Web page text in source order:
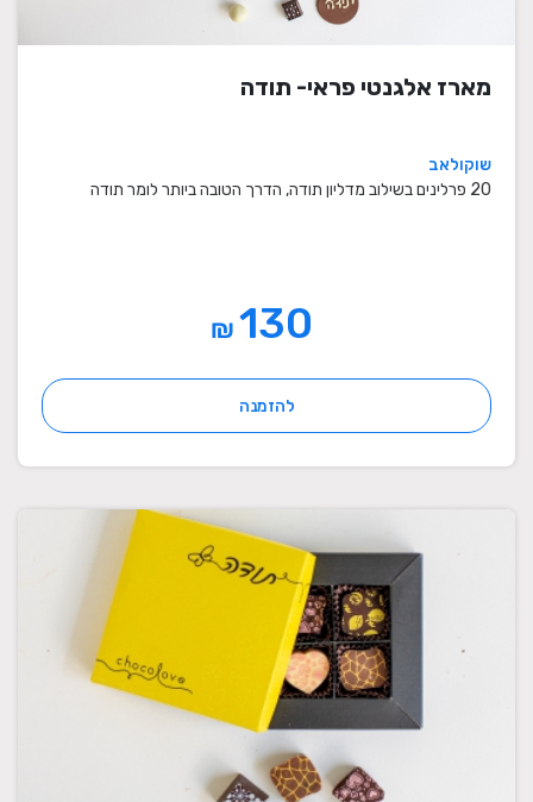
מארז אלגנטי פראי- תודה
שוקולאב
20 פרלינים בשילוב מדליון תודה, הדרך הטובה ביותר לומר תודה
₪
להזמנה